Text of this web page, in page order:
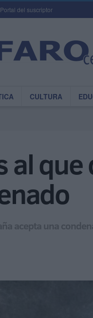
Portal del suscriptor
CULTURA
al
acepta una